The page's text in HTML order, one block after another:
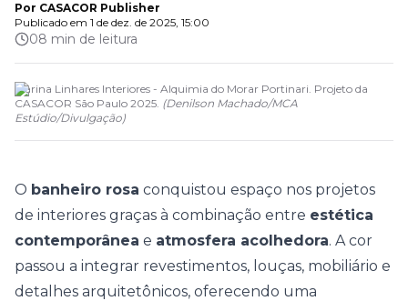
Por CASACOR Publisher
Publicado em 1 de dez. de 2025, 15:00
08 min de leitura
Marina Linhares Interiores - Alquimia do Morar Portinari. Projeto da
CASACOR São Paulo 2025. (Denilson Machado/MCA
Estúdio/Divulgação)
O banheiro rosa conquistou espaço nos projetos
de interiores graças à combinação entre estética
contemporânea e atmosfera acolhedora. A cor
passou a integrar revestimentos, louças, mobiliário e
detalhes arquitetônicos, oferecendo uma